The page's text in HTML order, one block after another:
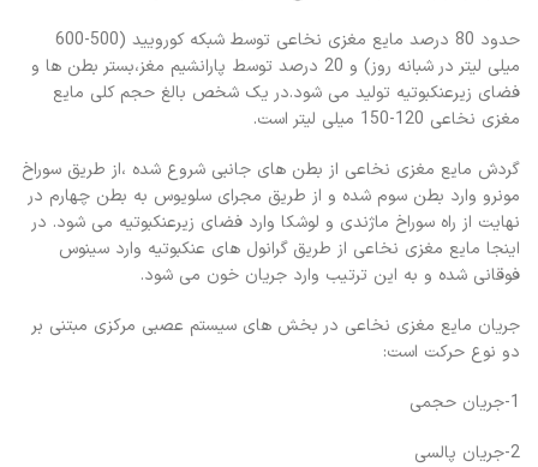
حدود 80 درصد مایع مغزی نخاعی توسط شبکه کورویید (500-600
میلی لیتر در شبانه روز) و 20 درصد توسط پارانشیم مغز،بستر بطن ها و
فضای زیرعنکبوتیه تولید می شود.در یک شخص بالغ حجم کلی مایع
مغزی نخاعی 120-150 میلی لیتر است.
گردش مایع مغزی نخاعی از بطن های جانبی شروع شده ،از طریق سوراخ
مونرو وارد بطن سوم شده و از طریق مجرای سلویوس به بطن چهارم در
نهایت از راه سوراخ ماژندی و لوشکا وارد فضای زیرعنکبوتیه می شود. در
اینجا مایع مغزی نخاعی از طریق گرانول های عنکبوتیه وارد سینوس
فوقانی شده و به این ترتیب وارد جریان خون می شود.
جریان مایع مغزی نخاعی در بخش های سیستم عصبی مرکزی مبتنی بر
دو نوع حرکت است:
1-جریان حجمی
2-جریان پالسی